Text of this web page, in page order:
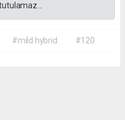
#mild hybrid #120